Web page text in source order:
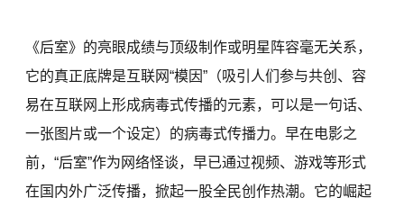
《后室》的亮眼成绩与顶级制作或明星阵容毫无关系，
它的真正底牌是互联网“模因”（吸引人们参与共创、容
易在互联网上形成病毒式传播的元素，可以是一句话、
一张图片或一个设定）的病毒式传播力。早在电影之
前，“后室”作为网络怪谈，早已通过视频、游戏等形式
在国内外广泛传播，掀起一股全民创作热潮。它的崛起